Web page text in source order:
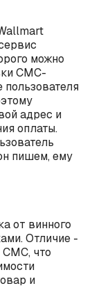
можно
СМС-
адрес и
оплаты.
пишем, ему
от винного
Отличие -
СМС, что
и